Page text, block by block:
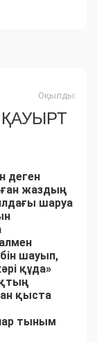
Оқылды:
деген
жаздың
шаруа
шауып,
құда»
қыста
тыным